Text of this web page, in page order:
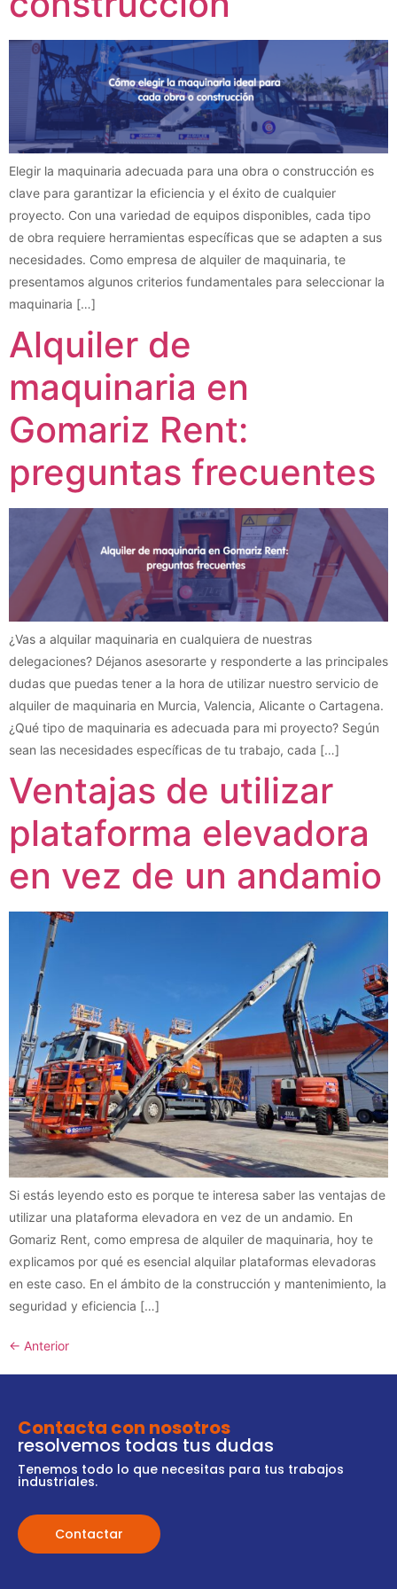
Elegir la maquinaria adecuada para una obra o construcción es
clave para garantizar la eficiencia y el éxito de cualquier
proyecto. Con una variedad de equipos disponibles, cada tipo
de obra requiere herramientas específicas que se adapten a sus
necesidades. Como empresa de alquiler de maquinaria, te
presentamos algunos criterios fundamentales para seleccionar la
maquinaria […]
Alquiler de
maquinaria en
Gomariz Rent:
preguntas frecuentes
¿Vas a alquilar maquinaria en cualquiera de nuestras
delegaciones? Déjanos asesorarte y responderte a las principales
dudas que puedas tener a la hora de utilizar nuestro servicio de
alquiler de maquinaria en Murcia, Valencia, Alicante o Cartagena.
¿Qué tipo de maquinaria es adecuada para mi proyecto? Según
sean las necesidades específicas de tu trabajo, cada […]
Ventajas de utilizar
plataforma elevadora
en vez de un andamio
Si estás leyendo esto es porque te interesa saber las ventajas de
utilizar una plataforma elevadora en vez de un andamio. En
Gomariz Rent, como empresa de alquiler de maquinaria, hoy te
explicamos por qué es esencial alquilar plataformas elevadoras
en este caso. En el ámbito de la construcción y mantenimiento, la
seguridad y eficiencia […]
← Anterior
Contacta con nosotros
resolvemos todas tus dudas
Tenemos todo lo que necesitas para tus trabajos
industriales.
Contactar